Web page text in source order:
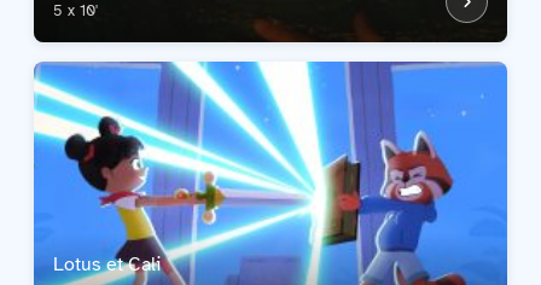
5 x 10'
Lotus et Cali